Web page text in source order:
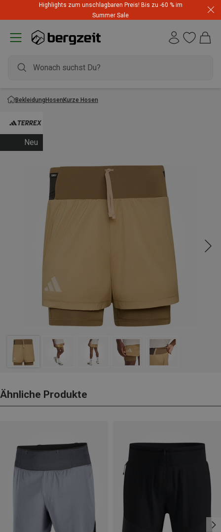
Highlights zum unschlagbaren Preis! Bis zu -60 % im
Summer Sale
BekleidungHosenKurze Hosen
Neu
Ähnliche Produkte